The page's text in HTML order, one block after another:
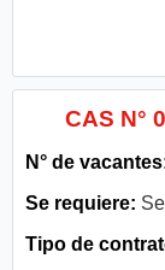
CAS N°
N° de
Se requiere:
Tipo de